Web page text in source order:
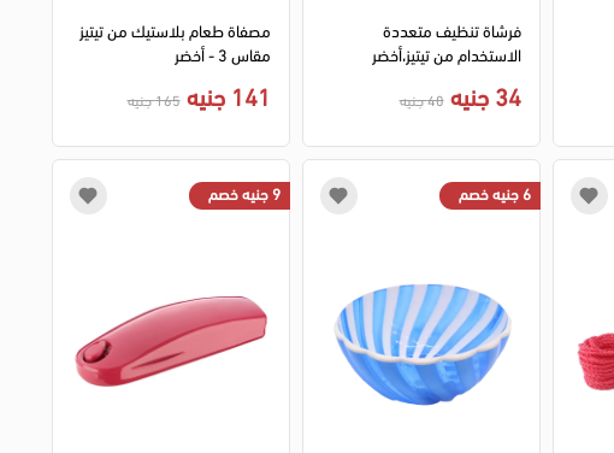
فرشاة تنظيف متعددة
الاستخدام من تيتيز،أخضر
34 جنيه 40 جنيه
مصفاة طعام بلاستيك من تيتيز
مقاس 3 - أخضر
141 جنيه 165 جنيه
6 جنيه خصم 9 جنيه خصم